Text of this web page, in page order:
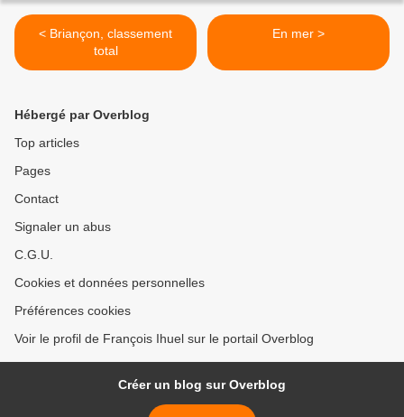
< Briançon, classement
total
En mer >
Hébergé par Overblog
Top articles
Pages
Contact
Signaler un abus
C.G.U.
Cookies et données personnelles
Préférences cookies
Voir le profil de François Ihuel sur le portail Overblog
Créer un blog sur Overblog